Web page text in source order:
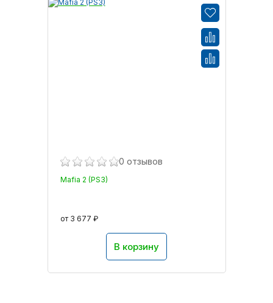
0 отзывов
Mafia 2 (PS3)
от 3 677 ₽
В корзину